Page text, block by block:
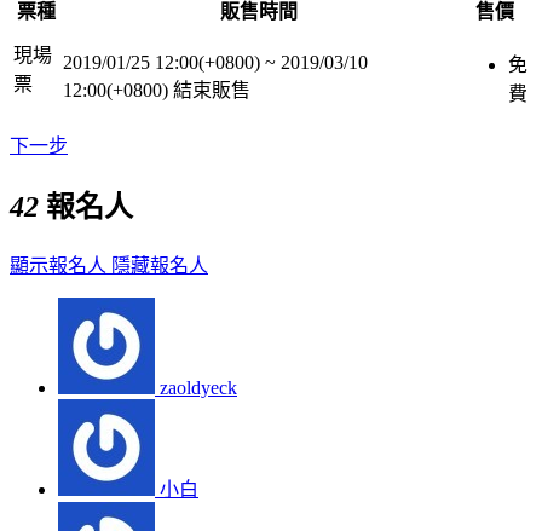
票種 販售時間 售價
現場
票
2019/01/25 12:00(+0800) ~ 2019/03/10
12:00(+0800) 結束販售
免
費
下一步
42 報名人
顯示報名人 隱藏報名人
zaoldyeck
小白